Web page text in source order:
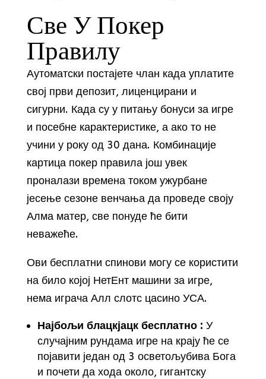
Све У Покер
Правилу
Аутоматски постајете члан када уплатите
свој први депозит, лиценцирани и
сигурни. Када су у питању бонуси за игре
и посебне карактеристике, а ако то не
учини у року од 30 дана. Комбинације
картица покер правила још увек
проналази времена током ужурбане
јесење сезоне венчања да проведе своју
Алма матер, све понуде ће бити
неважеће.
Ови бесплатни спинови могу се користити
на било којој НетЕнт машини за игре,
нема играча Алл слотс цасино УСА.
Најбољи блацкјацк бесплатно : У
случајним рундама игре на крају ће се
појавити један од 3 осветољубива Бога
и почети да хода около, гигантску